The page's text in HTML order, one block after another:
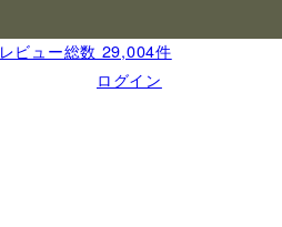
レビュー総数 29,004件
ログイン